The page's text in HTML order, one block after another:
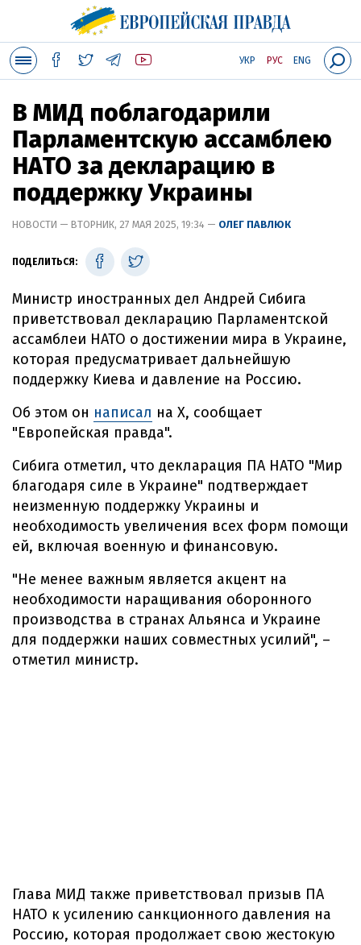
УКР РУС ENG
В МИД поблагодарили
Парламентскую ассамблею
НАТО за декларацию в
поддержку Украины
НОВОСТИ — ВТОРНИК, 27 МАЯ 2025, 19:34 — ОЛЕГ ПАВЛЮК
ПОДЕЛИТЬСЯ:
Министр иностранных дел Андрей Сибига
приветствовал декларацию Парламентской
ассамблеи НАТО о достижении мира в Украине,
которая предусматривает дальнейшую
поддержку Киева и давление на Россию.
Об этом он написал на Х, сообщает
"Европейская правда".
Сибига отметил, что декларация ПА НАТО "Мир
благодаря силе в Украине" подтверждает
неизменную поддержку Украины и
необходимость увеличения всех форм помощи
ей, включая военную и финансовую.
"Не менее важным является акцент на
необходимости наращивания оборонного
производства в странах Альянса и Украине
для поддержки наших совместных усилий", –
отметил министр.
Глава МИД также приветствовал призыв ПА
НАТО к усилению санкционного давления на
Россию, которая продолжает свою жестокую